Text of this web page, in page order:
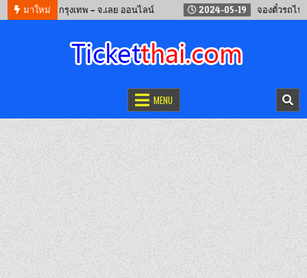
มาใหม่
ทัวร์ กรุงเทพ – จ.เลย ออนไลน์ 2024-05-19 จองตั๋วรถไฟจีน คุนหมิ
MENU